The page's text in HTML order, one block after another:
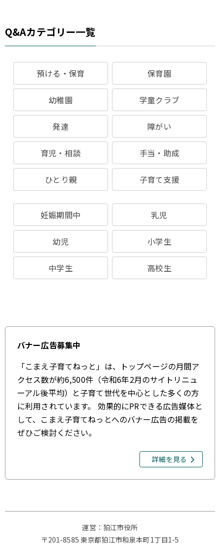
Q&Aカテゴリー一覧
預ける・保育 保育園
幼稚園 学童クラブ
発達 障がい
育児・相談 手当・助成
ひとり親 子育て支援
妊娠期間中 乳児
幼児 小学生
中学生 高校生
バナー広告募集中
「こまえ子育てねっと」は、トップページの月間ア
クセス数が約6,500件（令和6年2月のサイトリニュ
ーアル後平均）と子育て世代を中心とした多くの方
に利用されています。 効果的にPRできる広告媒体と
して、こまえ子育てねっとへのバナー広告の掲載を
ぜひご検討ください。
詳細を見る
運営：狛江市役所
〒201-8585 東京都狛江市和泉本町1丁目1-5